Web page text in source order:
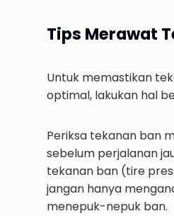
Tips Merawat
Untuk memastikan
optimal, lakukan hal
Periksa tekanan ban
sebelum perjalanan
tekanan ban (tire
jangan hanya
menepuk-nepuk ban.